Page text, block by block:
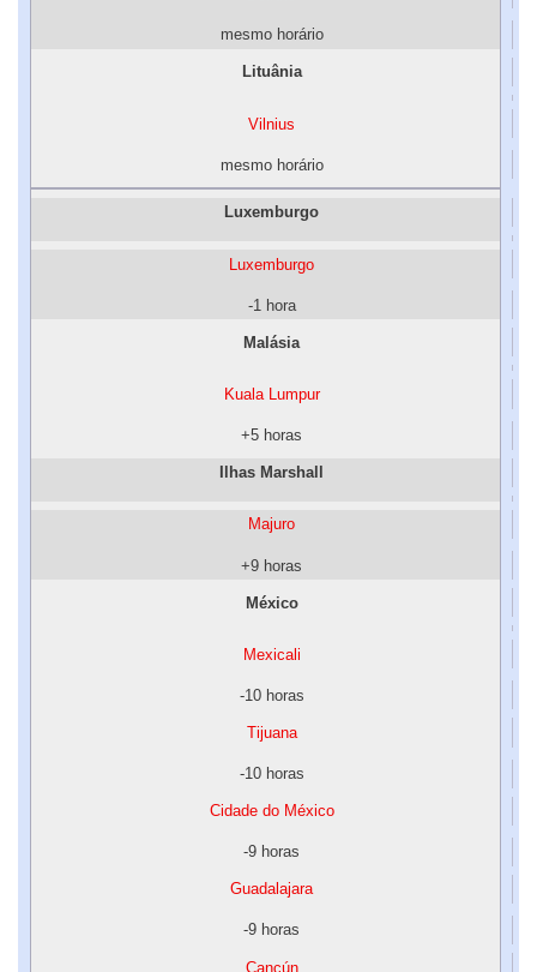
mesmo horário
Lituânia
Vilnius
mesmo horário
Luxemburgo
Luxemburgo
-1 hora
Malásia
Kuala Lumpur
+5 horas
Ilhas Marshall
Majuro
+9 horas
México
Mexicali
-10 horas
Tijuana
-10 horas
Cidade do México
-9 horas
Guadalajara
-9 horas
Cancún